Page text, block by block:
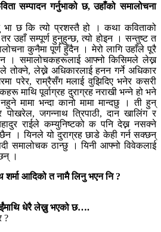
सम्पादन गर्नुभाको छ, उहाँको समालोचना
छ कि त्यो प्रशस्तै हो । कथा कविताको
उहाँ सम्पूर्ण हुनुहुन्छ, त्यो होइन । सन्तुष्ट त
कुनैमा पूर्ण हुँदैन । मेरो लागि उहाँले पूरै
। समालोचकहरूलाई आफ्नो किसिमले लेख्न
लेख्ने अधिकारलाई हनन गर्ने अधिकार
परेर, राम्रैसँग मलाई वुझिदिए भनेर कसरी
माथि पूर्वाग्रह दुराग्रह नराखी भन्ने हो भने
मामा भन्दा कानो मामा मान्दछु । ती हुन्
जगन्नाथ त्रिपाठी, दान खालिंग र
राईले कम्युनिष्टको क पनि देख्न नसक्ने
। यिनले यो दुराग्रह छाडे केही गर्न सक्छन्
समालोचक ठान्छु । यिनी आफ्नो विवेकलाई
।
शर्मा आदिको त नामै लिनु भएन नि ?
धेरै लेख्नु भएको छ….
?